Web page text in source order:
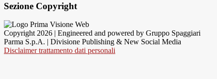
Sezione Copyright
Copyright 2026 | Engineered and powered by Gruppo Spaggiari
Parma S.p.A. | Divisione Publishing & New Social Media
Disclaimer trattamento dati personali